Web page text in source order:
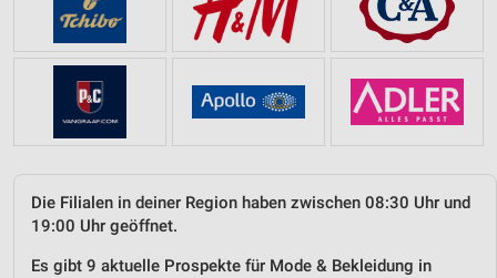
Die Filialen in deiner Region haben zwischen 08:30 Uhr und
19:00 Uhr geöffnet.
Es gibt 9 aktuelle Prospekte für Mode & Bekleidung in